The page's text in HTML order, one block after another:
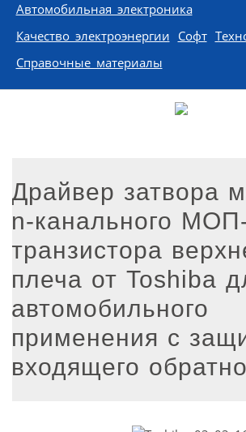
Автомобильная электроника
Качество электроэнергии Софт
Справочные материалы
Драйвер затвора
n-канального
транзистора
плеча от Toshiba
автомобильного
применения с
входящего